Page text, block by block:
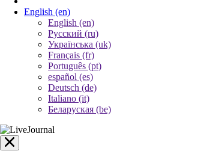
English (en)
English (en)
Русский (ru)
Українська (uk)
Français (fr)
Português (pt)
español (es)
Deutsch (de)
Italiano (it)
Беларуская (be)